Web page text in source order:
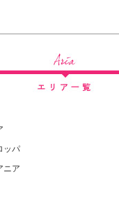
ッパ
ニア